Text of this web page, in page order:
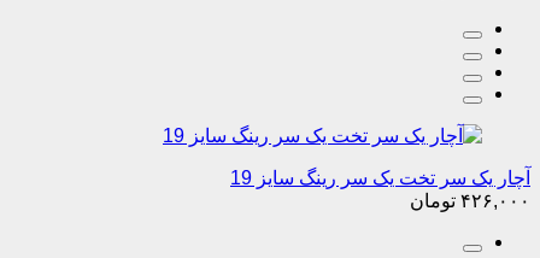
آچار یک سر تخت یک سر رینگ سایز 19
۴۲۶,۰۰۰ تومان